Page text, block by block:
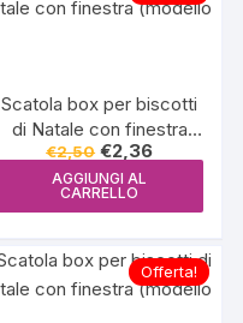
Scatola box per biscotti
di Natale con finestra
(modello 4)
€2,50 Il
prezzo
originale
era:
€2,36Il
prezzo
AGGIUNGI AL
CARRELLO
Offerta!